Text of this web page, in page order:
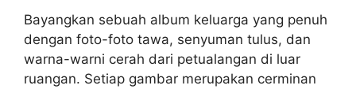
Bayangkan sebuah album keluarga yang penuh
dengan foto-foto tawa, senyuman tulus, dan
warna-warni cerah dari petualangan di luar
ruangan. Setiap gambar merupakan cerminan